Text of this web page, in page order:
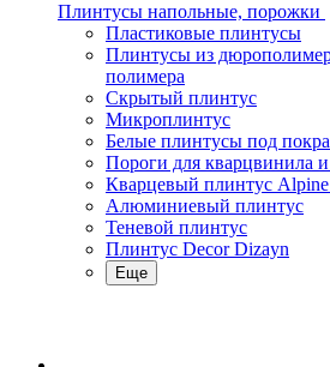
Плинтусы напольные, порожки
Пластиковые плинтусы
Плинтусы из
полимера
Скрытый плинтус
Микроплинтус
Белые плинтусы под
Пороги для кварцвинила
Кварцевый плинтус
Алюминиевый плинтус
Теневой плинтус
Плинтус Decor Dizayn
Еще